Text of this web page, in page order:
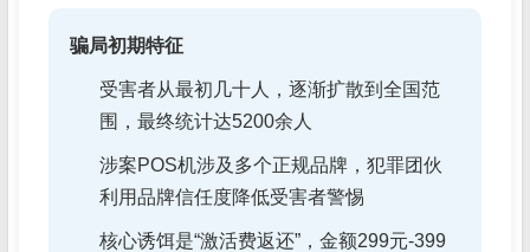
骗局初期特征
受害者从最初几十人，逐渐扩散到全国范
围，最终统计达5200余人
涉案POS机涉及多个正规品牌，犯罪团伙
利用品牌信任度降低受害者警惕
核心诱饵是“激活费返还”，金额299元-399